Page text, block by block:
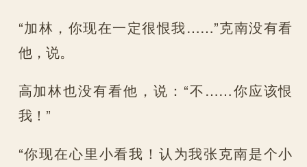
“加林，你现在一定很恨我……”克南没有看
他，说。
高加林也没有看他，说：“不……你应该恨
我！”
“你现在心里小看我！认为我张克南是个小